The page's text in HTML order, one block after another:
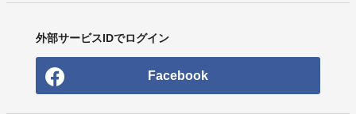
外部サービスIDでログイン
Facebook